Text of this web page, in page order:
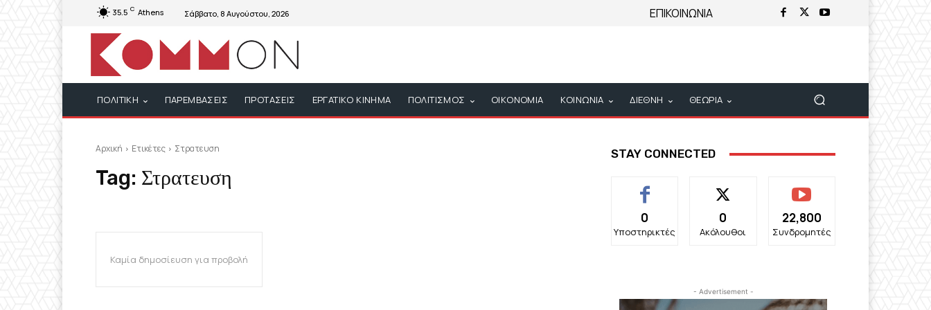
35.5 C Athens Σάββατο, 8 Αυγούστου, 2026 ΕΠΙΚΟΙΝΩΝΙΑ
ΠΟΛΙΤΙΚΗ ΠΑΡΕΜΒΑΣΕΙΣ ΠΡΟΤΑΣΕΙΣ ΕΡΓΑΤΙΚΟ ΚΙΝΗΜΑ ΠΟΛΙΤΙΣΜΟΣ ΟΙΚΟΝΟΜΙΑ ΚΟΙΝΩΝΙΑ ΔΙΕΘΝΗ ΘΕΩΡΙΑ
Αρχική Ετικέτες Στρατευση
Tag: Στρατευση
Καμία δημοσίευση για προβολή
STAY CONNECTED
0
Υποστηρικτές
0
Ακόλουθοι
22,800
Συνδρομητές
- Advertisement -